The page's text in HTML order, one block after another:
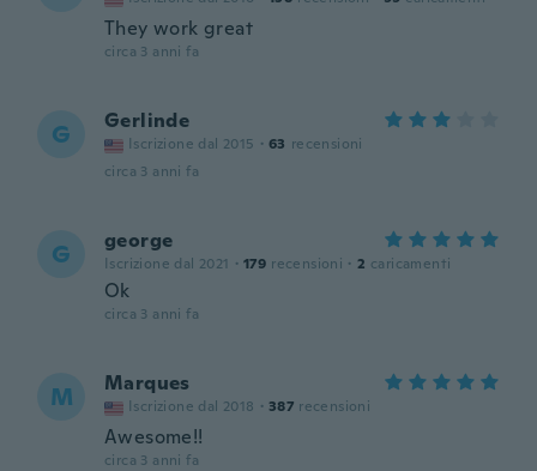
They work great
circa 3 anni fa
G Gerlinde
Iscrizione dal 2015 · 63 recensioni
circa 3 anni fa
G george
Iscrizione dal 2021 · 179 recensioni · 2 caricamenti
Ok
circa 3 anni fa
M Marques
Iscrizione dal 2018 · 387 recensioni
Awesome!!
circa 3 anni fa